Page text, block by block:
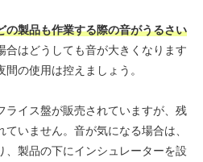
の製品も作業する際の音がうるさい
合はどうしても音が大きくなります
の使用は控えましょう。
ライス盤が販売されていますが、残
いません。音が気になる場合は、
、製品の下にインシュレーターを設